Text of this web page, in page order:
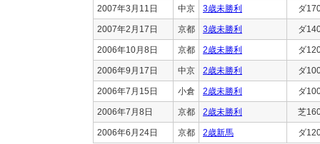
2007年3月11日 中京 3歳未勝利 ダ
2007年2月17日 京都 3歳未勝利 ダ
2006年10月8日 京都 2歳未勝利 ダ
2006年9月17日 中京 2歳未勝利 ダ
2006年7月15日 小倉 2歳未勝利 ダ
2006年7月8日 京都 2歳未勝利 芝
2006年6月24日 京都 2歳新馬 ダ